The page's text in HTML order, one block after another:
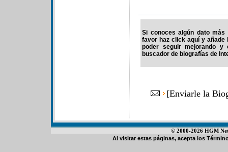
Si conoces algún dato más
favor haz click aquí y
poder seguir mejorando y
buscador de biografías de
[Enviarle la
© 2000-2026 HGM
Al visitar estas páginas, acepta los